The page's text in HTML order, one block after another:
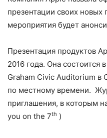
презентации своих новых
мероприятия будет
Презентация продуктов
2016 года. Она состоится
Graham Civic Auditorium в
по местному времени.
приглашения, в которым
you on the 7th )